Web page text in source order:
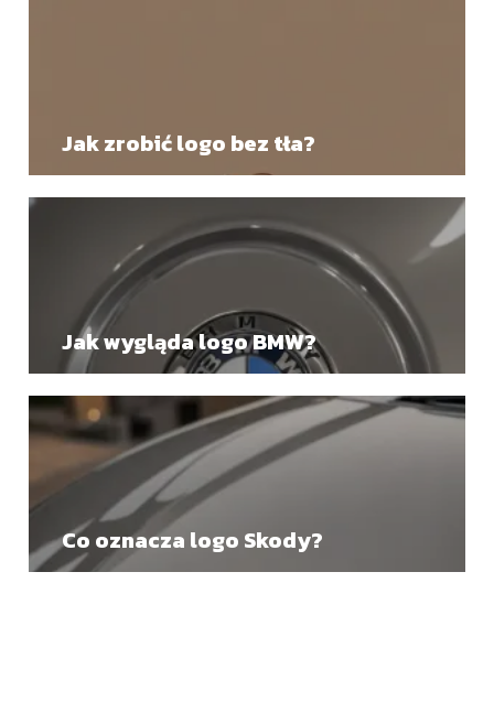
Jak zrobić logo bez tła?
Jak wygląda logo BMW?
Co oznacza logo Skody?